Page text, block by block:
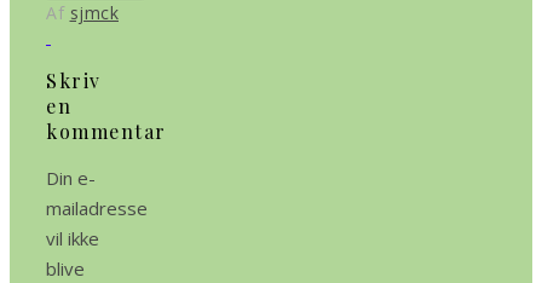
Af sjmck
Skriv
en
kommentar
Din e-
mailadresse
vil ikke
blive